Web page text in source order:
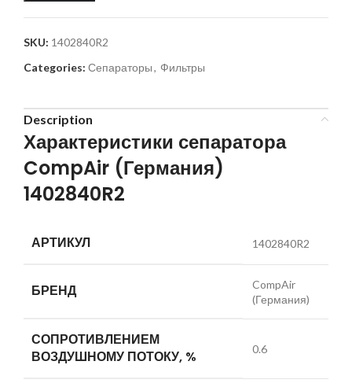
SKU: 1402840R2
Categories: Сепараторы, Фильтры
Description
Характеристики сепаратора
CompAir (Германия)
1402840R2
АРТИКУЛ 1402840R2
БРЕНД
CompAir
(Германия)
СОПРОТИВЛЕНИЕМ
ВОЗДУШНОМУ ПОТОКУ, %
0.6